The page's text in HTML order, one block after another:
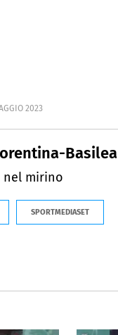
2023
Basilea
nel mirino
SPORTMEDIASET